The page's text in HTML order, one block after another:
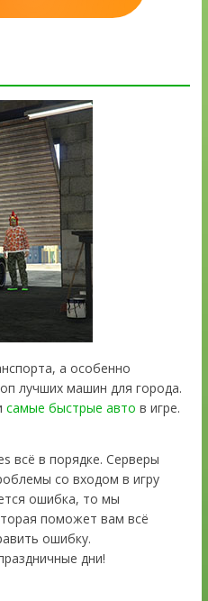
а особенно
лучших машин для города.
самые быстрые авто в игре.
всё в порядке. Серверы
со входом в игру
ошибка, то мы
поможет вам всё
ошибку.
дни!